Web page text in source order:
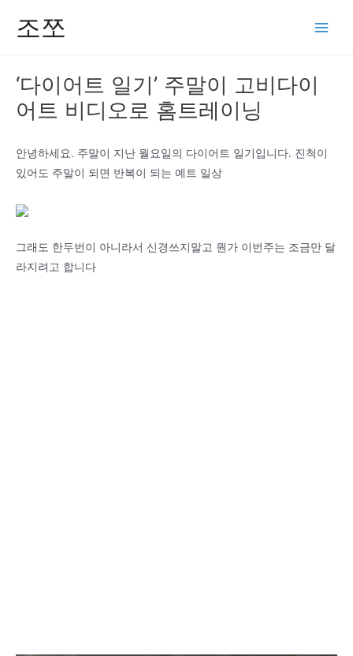
조쪼
‘다이어트 일기’ 주말이 고비다이
어트 비디오로 홈트레이닝
안녕하세요. 주말이 지난 월요일의 다이어트 일기입니다. 진척이
있어도 주말이 되면 반복이 되는 예트 일상
그래도 한두번이 아니라서 신경쓰지말고 뭔가 이번주는 조금만 달
라지려고 합니다